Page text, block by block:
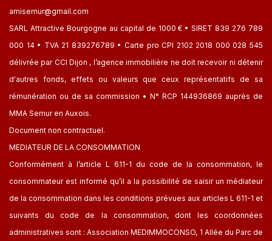
amisemur@gmail.com
SARL Attractive Bourgogne au capital de 1000 € • SIRET 839 276 789
000 14 • TVA 21 839276789 • Carte pro CPI 2102 2018 000 028 545
délivrée par CCI Dijon , l’agence immobilière ne doit recevoir ni détenir
d'autres fonds, effets ou valeurs que ceux représentatifs de sa
rémunération ou de sa commission • N° RCP 144936869 auprès de
MMA Semur en Auxois.
Document non contractuel.
MEDIATEUR DE LA CONSOMMATION
Conformément à l’article L 611-1 du code de la consommation, le
consommateur est informé qu’il a la possibilité de saisir un médiateur
de la consommation dans les conditions prévues aux articles L 611-1 et
suivants du code de la consommation, dont les coordonnées
administratives sont : Association MEDIMMOCONSO, 1 Allée du Parc de